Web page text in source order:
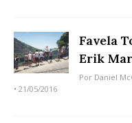
Favela
Erik
Por Daniel
• 21/05/2016